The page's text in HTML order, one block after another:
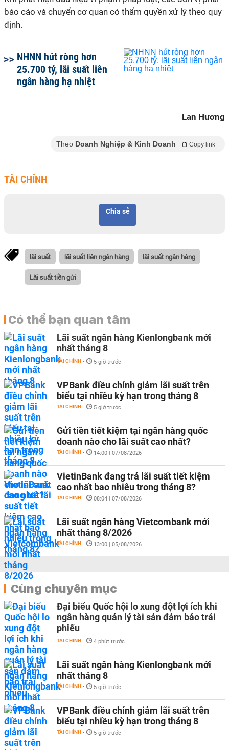
báo cáo và chuyển cơ quan có thẩm quyền xử lý theo quy
định.
NHNN hút ròng hơn
25.700 tỷ, lãi suất liên
ngân hàng hạ nhiệt
Lan Hương
Theo Doanh Nghiệp & Kinh Doanh Copy link
TÀI CHÍNH
Chia sẻ
lãi suất lãi suất liên ngân hàng lãi suất ngân hàng
Lãi suất tiền gửi
Có thể bạn quan tâm
Lãi suất ngân hàng Kienlongbank mới
nhất tháng 8
TÀI CHÍNH - 5 giờ trước
VPBank điều chỉnh giảm lãi suất trên
biểu tại nhiều kỳ hạn trong tháng 8
TÀI CHÍNH - 5 giờ trước
Gửi tiền tiết kiệm tại ngân hàng quốc
doanh nào cho lãi suất cao nhất?
TÀI CHÍNH - 14:00 | 07/08/2026
VietinBank đang trả lãi suất tiết kiệm
cao nhất bao nhiêu trong tháng 8?
TÀI CHÍNH - 08:04 | 07/08/2026
Lãi suất ngân hàng Vietcombank mới
nhất tháng 8/2026
TÀI CHÍNH - 13:00 | 05/08/2026
Cùng chuyên mục
Đại biểu Quốc hội lo xung đột lợi ích khi
ngân hàng quản lý tài sản đảm bảo trái
phiếu
TÀI CHÍNH - 4 phút trước
Lãi suất ngân hàng Kienlongbank mới
nhất tháng 8
TÀI CHÍNH - 5 giờ trước
VPBank điều chỉnh giảm lãi suất trên
biểu tại nhiều kỳ hạn trong tháng 8
TÀI CHÍNH - 5 giờ trước